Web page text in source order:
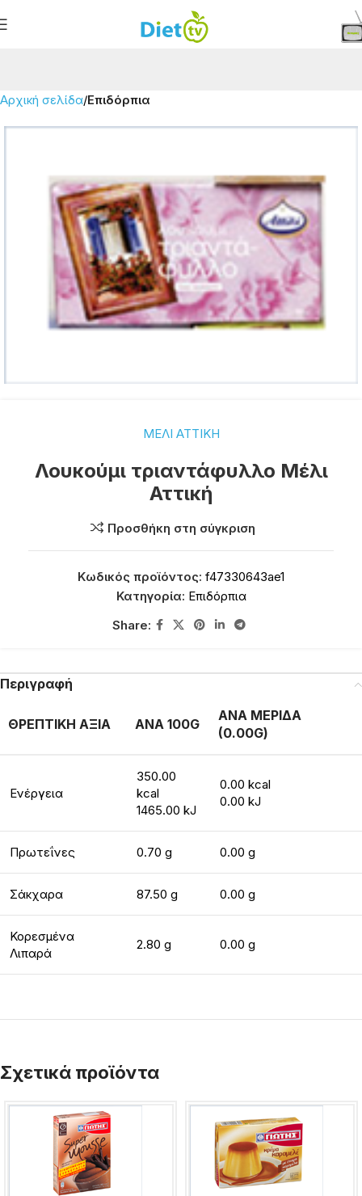
Αρχική σελίδα Επιδόρπια
ΜΕΛΙ ΑΤΤΙΚΗ
Λουκούμι τριαντάφυλλο Μέλι
Αττική
Προσθήκη στη σύγκριση
Κωδικός προϊόντος: f47330643ae1
Κατηγορία: Επιδόρπια
Share:
Περιγραφή
ΘΡΕΠΤΙΚΗ ΑΞΙΑ ΑΝΑ 100G
ΑΝΑ ΜΕΡΙΔΑ
(0.00G)
Ενέργεια
350.00
kcal
1465.00 kJ
0.00 kcal
0.00 kJ
Πρωτεΐνες 0.70 g 0.00 g
Σάκχαρα 87.50 g 0.00 g
Κορεσμένα
Λιπαρά
2.80 g 0.00 g
Σχετικά προϊόντα